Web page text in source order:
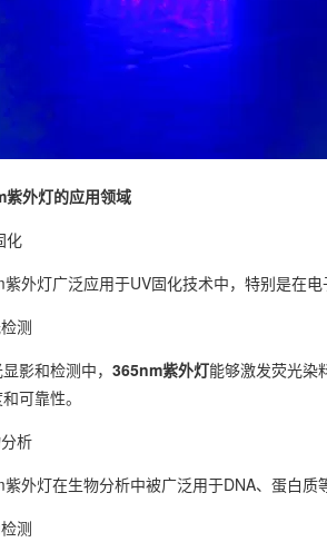
紫外灯的应用领域
灯广泛应用于UV固化技术中，特别是在电
测
和检测中， 365nm紫外灯能够激发荧光染
可靠性。
析
灯在生物分析中被广泛用于DNA、蛋白质
测